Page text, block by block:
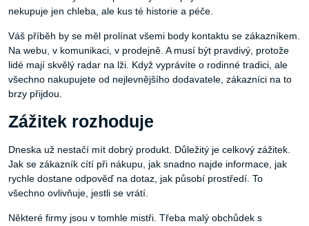
nekupuje jen chleba, ale kus té historie a péče.
Váš příběh by se měl prolínat všemi body kontaktu se zákazníkem.
Na webu, v komunikaci, v prodejně. A musí být pravdivý, protože
lidé mají skvělý radar na lži. Když vyprávíte o rodinné tradici, ale
všechno nakupujete od nejlevnějšího dodavatele, zákazníci na to
brzy přijdou.
Zážitek rozhoduje
Dneska už nestačí mít dobrý produkt. Důležitý je celkový zážitek.
Jak se zákazník cítí při nákupu, jak snadno najde informace, jak
rychle dostane odpověď na dotaz, jak působí prostředí. To
všechno ovlivňuje, jestli se vrátí.
Některé firmy jsou v tomhle mistři. Třeba malý obchůdek s